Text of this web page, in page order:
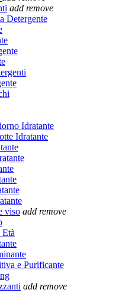
add remove
Detergente
Idratante
Idratante
viso add remove
e Purificante
add remove